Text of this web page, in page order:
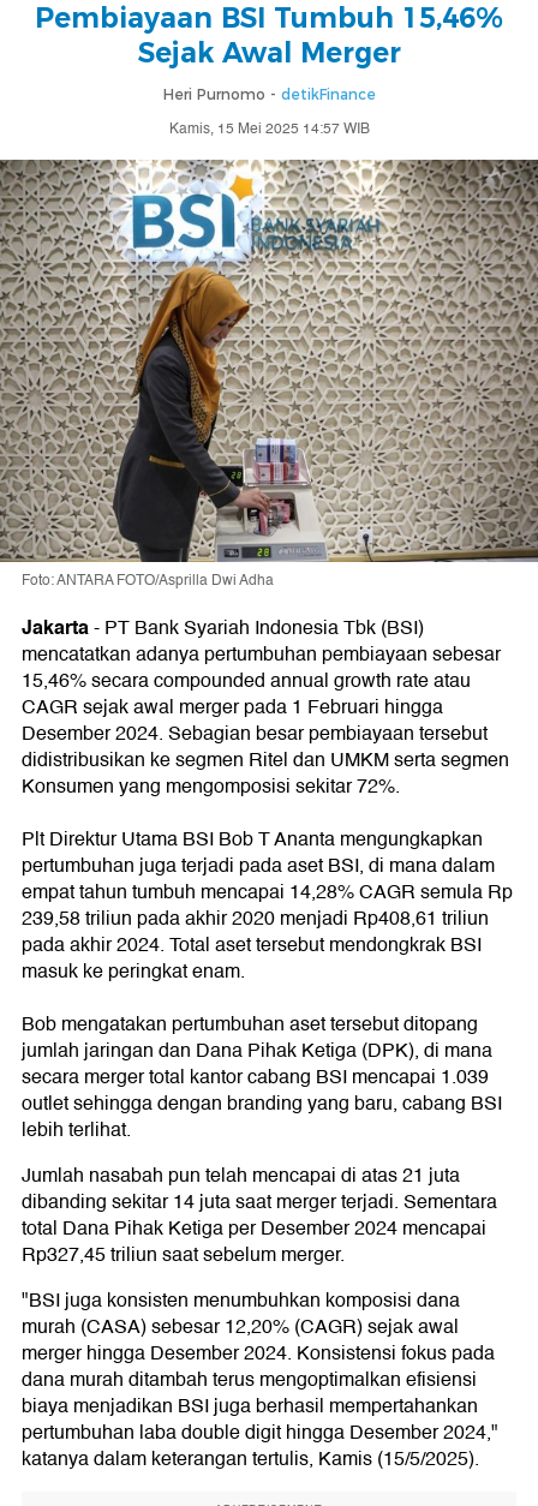
Pembiayaan BSI Tumbuh 15,46%
Sejak Awal Merger
Heri Purnomo - detikFinance
Kamis, 15 Mei 2025 14:57 WIB
Foto: ANTARA FOTO/Asprilla Dwi Adha
Jakarta-PT Bank Syariah Indonesia Tbk (BSI)
mencatatkan adanya pertumbuhan pembiayaan sebesar
15,46% secara compounded annual growth rate atau
CAGR sejak awal merger pada 1 Februari hingga
Desember 2024. Sebagian besar pembiayaan tersebut
didistribusikan ke segmen Ritel dan UMKM serta segmen
Konsumen yang mengomposisi sekitar 72%.
Plt Direktur Utama BSI Bob T Ananta mengungkapkan
pertumbuhan juga terjadi pada aset BSI, di mana dalam
empat tahun tumbuh mencapai 14,28% CAGR semula Rp
239,58 triliun pada akhir 2020 menjadi Rp408,61 triliun
pada akhir 2024. Total aset tersebut mendongkrak BSI
masuk ke peringkat enam.
Bob mengatakan pertumbuhan aset tersebut ditopang
jumlah jaringan dan Dana Pihak Ketiga (DPK), di mana
secara merger total kantor cabang BSI mencapai 1.039
outlet sehingga dengan branding yang baru, cabang BSI
lebih terlihat.
Jumlah nasabah pun telah mencapai di atas 21 juta
dibanding sekitar 14 juta saat merger terjadi. Sementara
total Dana Pihak Ketiga per Desember 2024 mencapai
Rp327,45 triliun saat sebelum merger.
"BSI juga konsisten menumbuhkan komposisi dana
murah (CASA) sebesar 12,20% (CAGR) sejak awal
merger hingga Desember 2024. Konsistensi fokus pada
dana murah ditambah terus mengoptimalkan efisiensi
biaya menjadikan BSI juga berhasil mempertahankan
pertumbuhan laba double digit hingga Desember 2024,"
katanya dalam keterangan tertulis, Kamis (15/5/2025).